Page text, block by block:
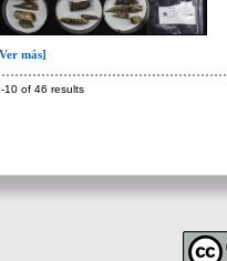
más]
10 of 46 results